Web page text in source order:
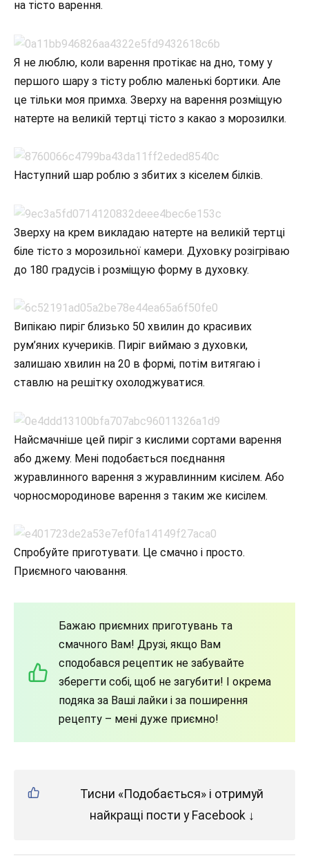
на тісто варення.
Я не люблю, коли варення протікає на дно, тому у
першого шару з тісту роблю маленькі бортики. Але
це тільки моя примха. Зверху на варення розміщую
натерте на великій тертці тісто з какао з морозилки.
Наступний шар роблю з збитих з кіселем білків.
Зверху на крем викладаю натерте на великій тертці
біле тісто з морозильної камери. Духовку розігріваю
до 180 градусів і розміщую форму в духовку.
Випікаю пиріг близько 50 хвилин до красивих
рум’яних кучериків. Пиріг виймаю з духовки,
залишаю хвилин на 20 в формі, потім витягаю і
ставлю на решітку охолоджуватися.
Найсмачніше цей пиріг з кислими сортами варення
або джему. Мені подобається поєднання
журавлинного варення з журавлинним кисілем. Або
чорносмородинове варення з таким же кисілем.
Спробуйте приготувати. Це смачно і просто.
Приємного чаювання.
Бажаю приємних приготувань та
смачного Вам! Друзі, якщо Вам
сподобався рецептик не забувайте
зберегти собі, щоб не загубити! І окрема
подяка за Ваші лайки і за поширення
рецепту – мені дуже приємно!
Тисни «Подобається» і отримуй
найкращі пости у Facebook ↓